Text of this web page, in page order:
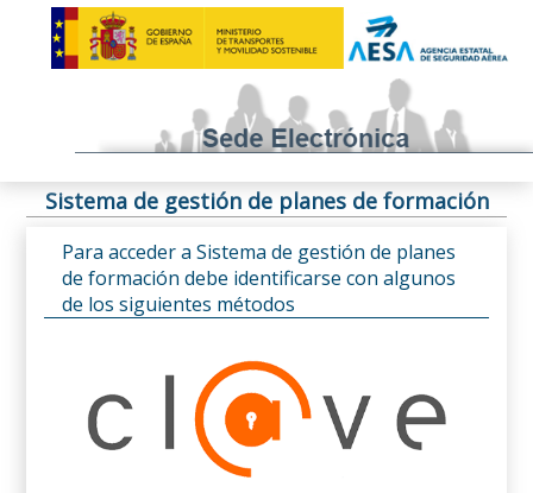
Sistema de gestión de planes de formación
Para acceder a Sistema de gestión de planes
de formación debe identificarse con algunos
de los siguientes métodos